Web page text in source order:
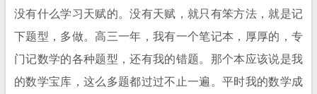
没有什么学习天赋的。没有天赋，就只有笨方法，就是记
下题型，多做。高三一年，我有一个笔记本，厚厚的，专
门记数学的各种题型，还有我的错题。那个本应该说是我
的数学宝库，这么多题都过过不止一遍。平时我的数学成